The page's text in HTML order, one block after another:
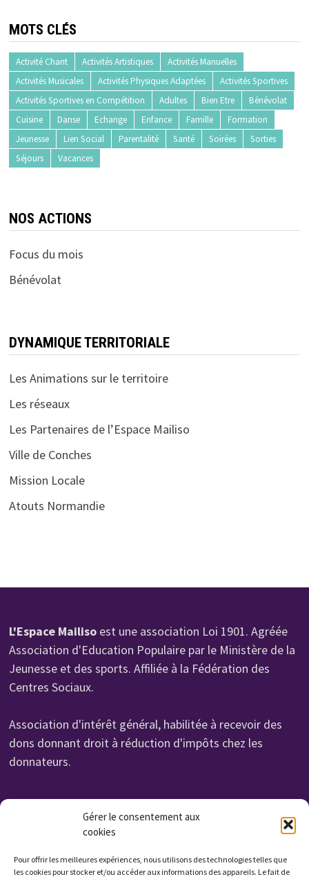
Gérer le consentement aux
cookies
Pour offrir les meilleures expériences, nous utilisons des technologies telles que
les cookies pour stocker et/ou accéder aux informations des appareils. Le fait de
MOTS CLÉS
Activité Chant Activités Artistiques
Activités Manuelles
Activités Musicales
Activités Physiques Adaptées
Activités Sportives
Activités Sportives en Compétition
Adultes Bien Etre
Bénévolat
Cuisine
Danse Echange Enfance Famille
Formation
Jeunesse
Lien Social Parentalité Santé Soirées
Sorties
Séjours
Vacances
NOS ACTIONS
Focus du mois
Bénévolat
DYNAMIQUE TERRITORIALE
Les Animations sur le territoire
Les réseaux
Les Partenaires de l’Espace Mailiso
Ville de Conches
Mission Locale
Atouts Normandie
L'Espace Mailiso est une association Loi 1901. Agréée
Association d'Education Populaire par le Ministère de la
Jeunesse et des sports. Affiliée à la Fédération des
Centres Sociaux.
Association d'intérêt général, habilitée à recevoir des
dons donnant droit à réduction d'impôts chez les
donnateurs.
Organisme de Formation N° 232 700 114 27
Cet enregistrement ne vaut pas agrément de l'état.
Non assujettie à la TVA. Affilié UROF
N° SIRET: 323 222 034 000 15